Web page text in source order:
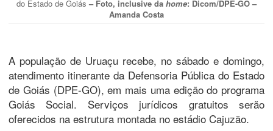
do Estado de Goiás – Foto, inclusive da home: Dicom/DPE-GO –
Amanda Costa
A população de Uruaçu recebe, no sábado e domingo,
atendimento itinerante da Defensoria Pública do Estado
de Goiás (DPE-GO), em mais uma edição do programa
Goiás Social. Serviços jurídicos gratuitos serão
oferecidos na estrutura montada no estádio Cajuzão.